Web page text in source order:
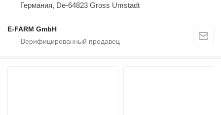
Германия, De-64823 Gross Umstadt
E-FARM GmbH